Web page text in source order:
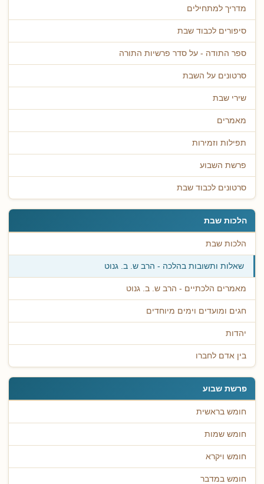
מדריך למתחילים
סיפורים לכבוד שבת
ספר התודה - על סדר פרשיות התורה
סרטונים על השבת
שירי שבת
מאמרים
תפילות וזמירות
פרשת השבוע
סרטונים לכבוד שבת
הלכות שבת
הלכות שבת
שאלות ותשובות בהלכה - הרב ש. ב. גנוט
מאמרים הלכתיים - הרב ש. ב. גנוט
חגים ומועדים וימים מיוחדים
יהדות
בין אדם לחברו
פרשת שבוע
חומש בראשית
חומש שמות
חומש ויקרא
חומש במדבר